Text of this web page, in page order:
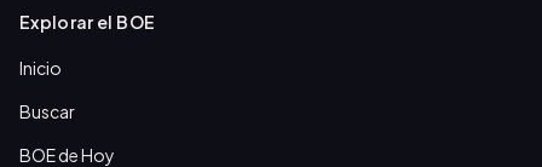
Explorar el BOE
Inicio
Buscar
BOE de Hoy